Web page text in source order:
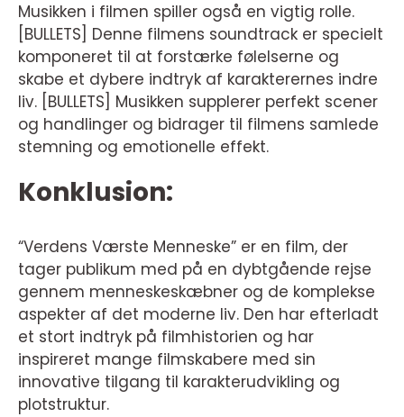
Musikken i filmen spiller også en vigtig rolle.
[BULLETS] Denne filmens soundtrack er specielt
komponeret til at forstærke følelserne og
skabe et dybere indtryk af karakterernes indre
liv. [BULLETS] Musikken supplerer perfekt scener
og handlinger og bidrager til filmens samlede
stemning og emotionelle effekt.
Konklusion:
“Verdens Værste Menneske” er en film, der
tager publikum med på en dybtgående rejse
gennem menneskeskæbner og de komplekse
aspekter af det moderne liv. Den har efterladt
et stort indtryk på filmhistorien og har
inspireret mange filmskabere med sin
innovative tilgang til karakterudvikling og
plotstruktur.